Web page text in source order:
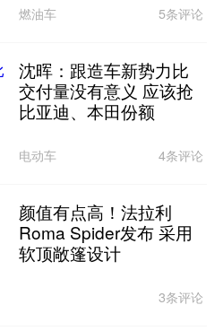
燃油车 5条评论
沈晖：跟造车新势力比
交付量没有意义 应该抢
比亚迪、本田份额
电动车 4条评论
颜值有点高！法拉利
Roma Spider发布 采用
软顶敞篷设计
3条评论